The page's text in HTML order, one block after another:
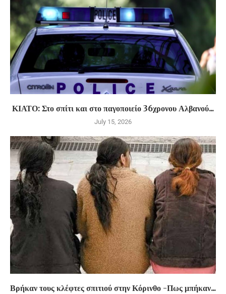
ΚΙΑΤΟ: Στο σπίτι και στο παγοποιείο 36χρονου Αλβανού...
July 15, 2026
Βρήκαν τους κλέφτες σπιτιού στην Κόρινθο -Πως μπήκαν...